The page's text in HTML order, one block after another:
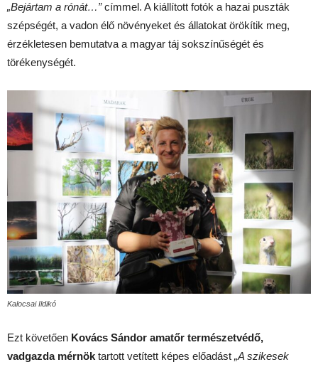
„Bejártam a rónát…”címmel. A kiállított fotók a hazai puszták
szépségét, a vadon élő növényeket és állatokat örökítik meg,
érzékletesen bemutatva a magyar táj sokszínűségét és
törékenységét.
Kalocsai Ildikó
Ezt követően Kovács Sándor amatőr természetvédő,
vadgazda mérnök tartott vetített képes előadást „A szikesek